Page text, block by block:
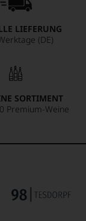
LIEFERUNG
(DE)
SORTIMENT
Premium-Weine